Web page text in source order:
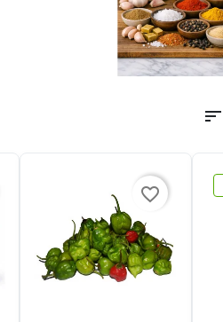
sort
favorite_border